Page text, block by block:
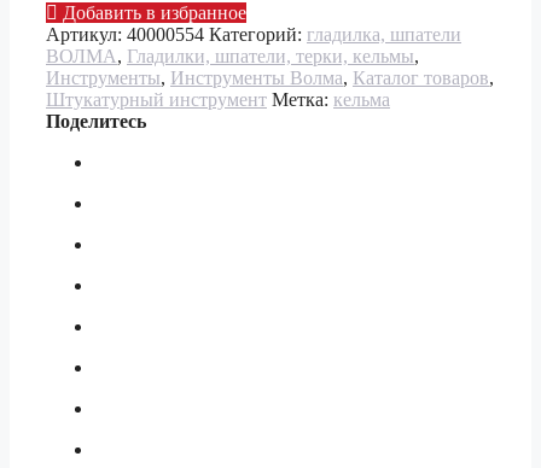
Добавить в избранное
Артикул: 40000554 Категорий: гладилка, шпатели
ВОЛМА, Гладилки, шпатели, терки, кельмы,
Инструменты, Инструменты Волма, Каталог товаров,
Штукатурный инструмент Метка: кельма
Поделитесь